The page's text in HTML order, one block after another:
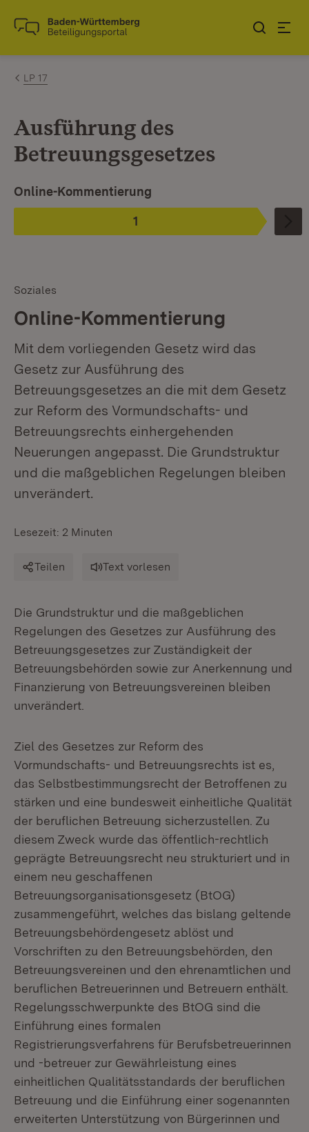
Zum Inhalt springen
Link zur Startseite
LP 17
Ausführung des
Betreuungsgesetzes
Phase
1
:
Ist ausgewählt.
Online-Kommentierung
Soziales
Online-Kommentierung
Mit dem vorliegenden Gesetz wird das
Gesetz zur Ausführung des
Betreuungsgesetzes an die mit dem Gesetz
zur Reform des Vormundschafts- und
Betreuungsrechts einhergehenden
Neuerungen angepasst. Die Grundstruktur
und die maßgeblichen Regelungen bleiben
unverändert.
Lesezeit: 2 Minuten
Teilen Text vorlesen
Die Grundstruktur und die maßgeblichen
Regelungen des Gesetzes zur Ausführung des
Betreuungsgesetzes zur Zuständigkeit der
Betreuungsbehörden sowie zur Anerkennung und
Finanzierung von Betreuungsvereinen bleiben
unverändert.
Ziel des Gesetzes zur Reform des
Vormundschafts- und Betreuungsrechts ist es,
das Selbstbestimmungsrecht der Betroffenen zu
stärken und eine bundesweit einheitliche Qualität
der beruflichen Betreuung sicherzustellen. Zu
diesem Zweck wurde das öffentlich-rechtlich
geprägte Betreuungsrecht neu strukturiert und in
einem neu geschaffenen
Betreuungsorganisationsgesetz (BtOG)
zusammengeführt, welches das bislang geltende
Betreuungsbehördengesetz ablöst und
Vorschriften zu den Betreuungsbehörden, den
Betreuungsvereinen und den ehrenamtlichen und
beruflichen Betreuerinnen und Betreuern enthält.
Regelungsschwerpunkte des BtOG sind die
Einführung eines formalen
Registrierungsverfahrens für Berufsbetreuerinnen
und -betreuer zur Gewährleistung eines
einheitlichen Qualitätsstandards der beruflichen
Betreuung und die Einführung einer sogenannten
erweiterten Unterstützung von Bürgerinnen und